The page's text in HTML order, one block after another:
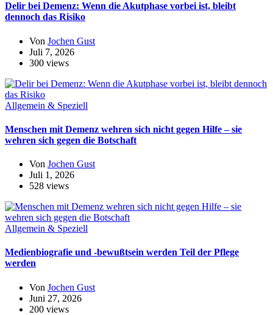
Delir bei Demenz: Wenn die Akutphase vorbei ist, bleibt
dennoch das Risiko
Von Jochen Gust
Juli 7, 2026
300 views
Allgemein & Speziell
Menschen mit Demenz wehren sich nicht gegen Hilfe – sie
wehren sich gegen die Botschaft
Von Jochen Gust
Juli 1, 2026
528 views
Allgemein & Speziell
Medienbiografie und -bewußtsein werden Teil der Pflege
werden
Von Jochen Gust
Juni 27, 2026
200 views